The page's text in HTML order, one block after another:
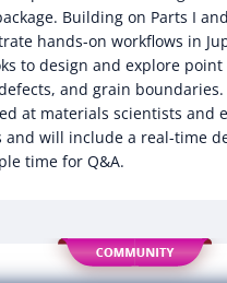
Building on Parts I
hands-on workflows in
to design and explore point
and grain boundaries.
at materials scientists and
and will include a real-time
time for Q&A.